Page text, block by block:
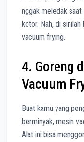
nggak meledak saat
kotor. Nah, di sinilah
vacuum frying.
4. Goreng
Vacuum
Buat kamu yang
berminyak, mesin
Alat ini bisa